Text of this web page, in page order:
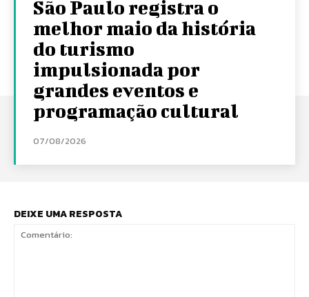
São Paulo registra o
melhor maio da história
do turismo
impulsionada por
grandes eventos e
programação cultural
07/08/2026
DEIXE UMA RESPOSTA